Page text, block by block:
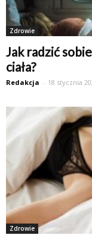
Zdrowie
Jak radzić
ciała?
Redakcja - 18 stycznia
Zdrowie